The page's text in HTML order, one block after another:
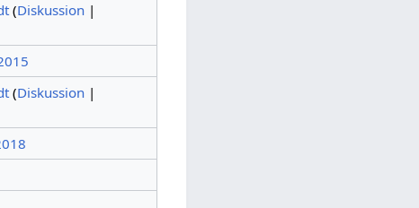
(Diskussion|
(Diskussion|